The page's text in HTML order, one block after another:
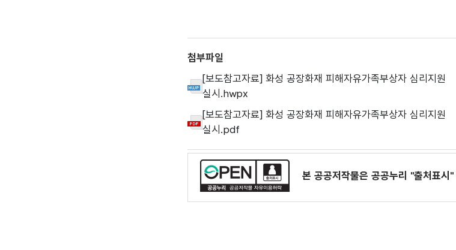
첨부파일
[보도참고자료] 화성 공장화재 피해자유가족부상자 심리지원
실시.hwpx
[보도참고자료] 화성 공장화재 피해자유가족부상자 심리지원
실시.pdf
본 공공저작물은 공공누리 "출처표시"